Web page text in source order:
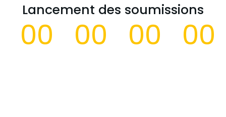
Lancement des soumissions
00 00 Hours00 Minutes00